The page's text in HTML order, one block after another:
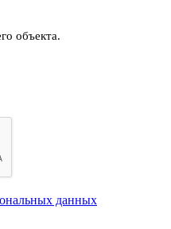
объекта.
данных